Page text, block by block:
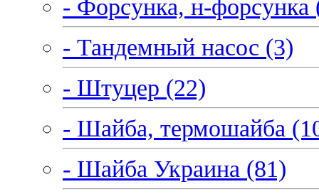
- Форсунка, н-форсунка
- Тандемный насос (3)
- Штуцер (22)
- Шайба, термошайба
- Шайба Украина (81)